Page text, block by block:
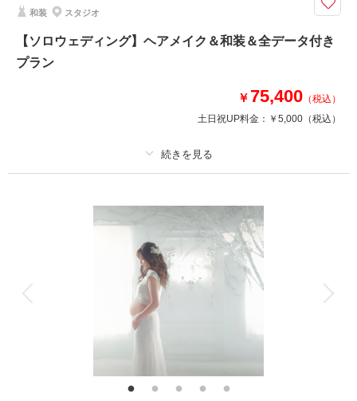
着を選び、プロのヘアメイクでより美しくなった姿をプロのカメラマンのこ
スタジオや衣装等のご見学も可能です。
※2着プラン有
撮影日の空き
を確認する
和装 スタジオ
【ソロウェディング】ヘアメイク＆和装＆全データ付き
プラン
￥ 75,400 （税込）
土日祝UP料金： ￥5,000 （税込）
ヘアメイク
データ 40 カット
会食
家族用衣装レンタル
今の自分を残したい、いつもよりきれいな自分を楽しんでください